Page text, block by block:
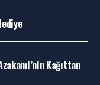
Kağıttan